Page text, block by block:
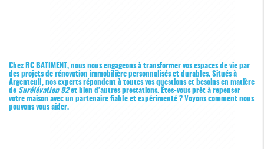
Chez RC BATIMENT, nous nous engageons à transformer vos espaces de vie par
des projets de rénovation immobilière personnalisés et durables. Situés à
Argenteuil, nos experts répondent à toutes vos questions et besoins en matière
de Surélévation 92et bien d'autres prestations. Êtes-vous prêt à repenser
votre maison avec un partenaire fiable et expérimenté ? Voyons comment nous
pouvons vous aider.